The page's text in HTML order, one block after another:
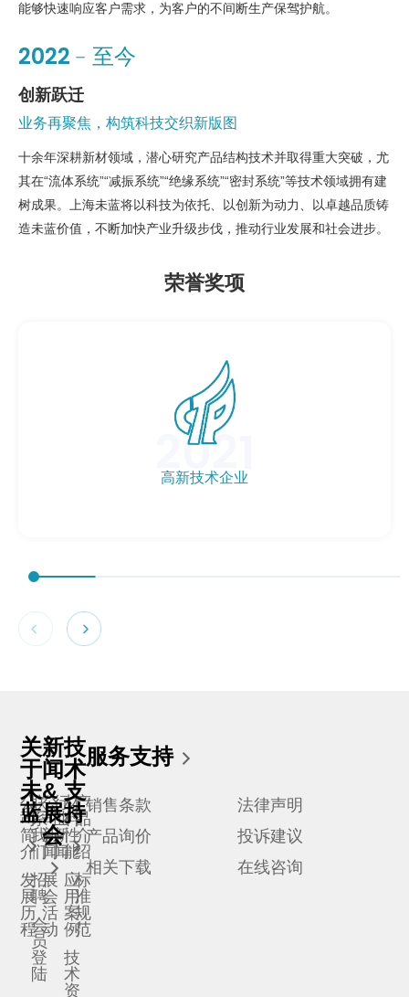
能够快速响应客户需求，为客户的不间断生产保驾护航。
2022﹣至今
创新跃迁
业务再聚焦，构筑科技交织新版图
十余年深耕新材领域，潜心研究产品结构技术并取得重大突破，尤
其在“流体系统”“减振系统”“绝缘系统”“密封系统”等技术领域拥有建
树成果。上海未蓝将以科技为依托、以创新为动力、以卓越品质铸
造未蓝价值，不断加快产业升级步伐，推动行业发展和社会进步。
荣誉奖项
高新技术企业
2021
关
于
未
蓝
公
司
简
介
联
系
我
们
发
展
历
程
招
聘
会
员
登
陆
新
闻
&
展
会
公
司
新
闻
行
业
新
闻
展
会
活
动
技
术
支
持
材
料
性
能
产
品
介
绍
应
用
案
例
标
准
规
范
技
术
资
服务支持
销售条款
法律声明
产品询价
投诉建议
相关下载
在线咨询